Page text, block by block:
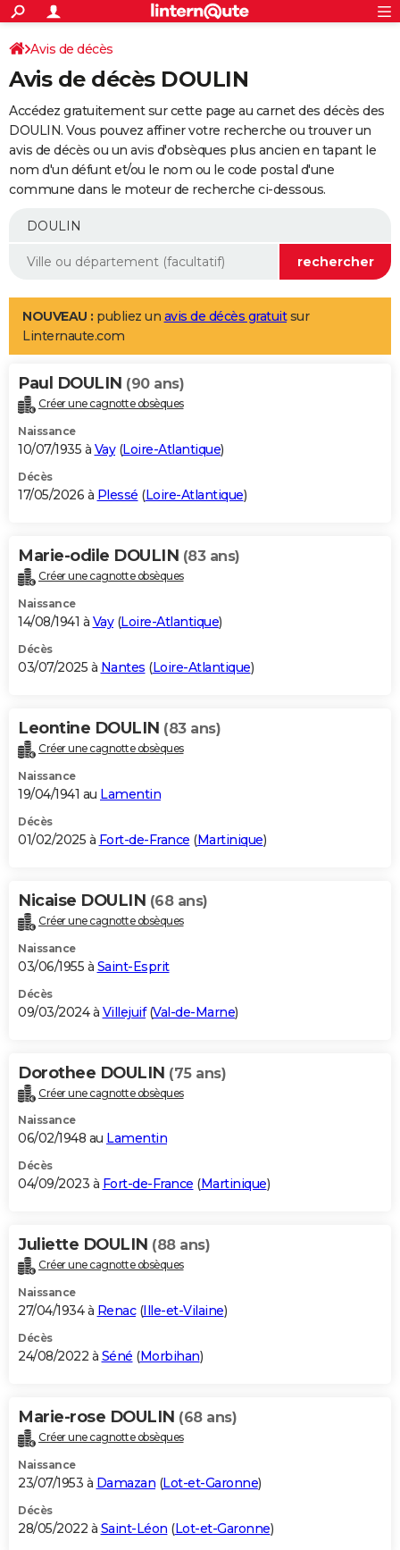
ACTUALITÉS
Politique
Société
Faits Divers
Education
Monde
Villes
+
SPORT
Coupe du monde 2026
Football
Tennis
Cyclisme
Rugby
Forum
Programme TV
TNT
Streaming
Cinéma
Sorties cinéma
Musique
+
FINANCE
Retraite
Epargne
Immobilier
Risques naturels par ville
Banque
Assurance
AUTO
Essais
Réserver un essai
Citadines
Berlines
SUV
Forum auto
+
Mobiles
Meilleur smartphone
Internet
Ordinateurs
Jeux vidéo
Guide high-tech
Aménagement intérieur
LIFESTYLE
Art de vivre
Bien-être
Loisirs
Mode
Modes de vie
Alimentation
Guide de la santé
Maladies
Médicaments
Sommeil
VOYAGE
Destinations
City break
Voyage nature
Voyage de noces
Forum
Climat
+PHOTO
GUIDES D'ACHAT
BONS PLANS
Carte de Noël
Carte Bonne année
Carte Saint-Valentin
Carte Pâques
Carte d'anniversaire
DICTIONNAIRE
Dictionnaire
Biographies
Citations
Expressions
Proverbes
PROGRAMME TV
S'inscrire
Se connecter
Lycées
Collèges
Primaires
Universités
Entreprises
Service militaire
Avis de recherche
AVIS DE DÉCÈS
Bricolage
Lifestyle
Culture
Sport
Auto
Television
Voyage
Cinema
Avis de décès
Avis de décès DOULIN
Accédez gratuitement sur cette page au carnet des décès des
DOULIN. Vous pouvez affiner votre recherche ou trouver un
avis de décès ou un avis d'obsèques plus ancien en tapant le
nom d'un défunt et/ou le nom ou le code postal d'une
commune dans le moteur de recherche ci-dessous.
NOUVEAU : publiez un avis de décès gratuitsur
Linternaute.com
Paul DOULIN (90 ans)
Créer une cagnotte obsèques
Naissance
10/07/1935 à Vay(Loire-Atlantique)
Décès
17/05/2026 à Plessé (Loire-Atlantique)
Marie-odile DOULIN (83 ans)
Créer une cagnotte obsèques
Naissance
14/08/1941 à Vay(Loire-Atlantique)
Décès
03/07/2025 à Nantes (Loire-Atlantique)
Leontine DOULIN (83 ans)
Créer une cagnotte obsèques
Naissance
19/04/1941 au Lamentin
Décès
01/02/2025 à Fort-de-France (Martinique)
Nicaise DOULIN (68 ans)
Créer une cagnotte obsèques
Naissance
03/06/1955 à Saint-Esprit
Décès
09/03/2024 à Villejuif(Val-de-Marne)
Dorothee DOULIN (75 ans)
Créer une cagnotte obsèques
Naissance
06/02/1948 au Lamentin
Décès
04/09/2023 à Fort-de-France (Martinique)
Juliette DOULIN (88 ans)
Créer une cagnotte obsèques
Naissance
27/04/1934 à Renac(Ille-et-Vilaine)
Décès
24/08/2022 à Séné (Morbihan)
Marie-rose DOULIN (68 ans)
Créer une cagnotte obsèques
Naissance
23/07/1953 à Damazan (Lot-et-Garonne)
Décès
28/05/2022 à Saint-Léon (Lot-et-Garonne)